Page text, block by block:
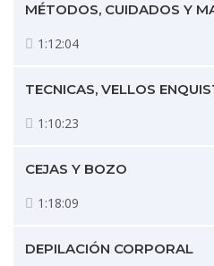
MÉTODOS, CUIDADOS Y
1:12:04
TECNICAS, VELLOS
1:10:23
CEJAS Y BOZO
1:18:09
DEPILACIÓN CORPORAL